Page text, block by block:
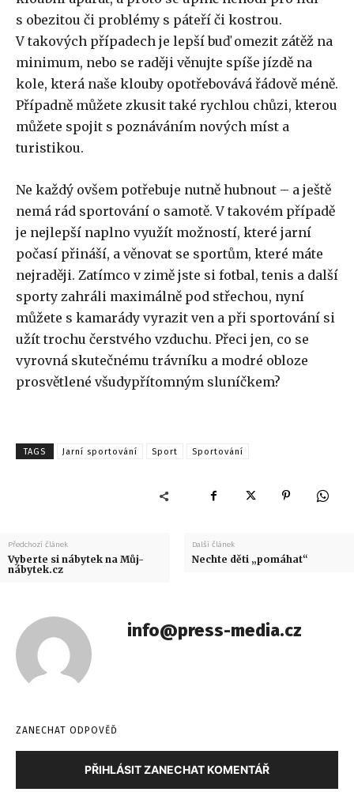
s obezitou či problémy s páteří či kostrou.
V takových případech je lepší buď omezit zátěž na
minimum, nebo se raději věnujte spíše jízdě na
kole, která naše klouby opotřebovává řádově méně.
Případně můžete zkusit také rychlou chůzi, kterou
můžete spojit s poznáváním nových míst a
turistikou.
Ne každý ovšem potřebuje nutně hubnout – a ještě
nemá rád sportování o samotě. V takovém případě
je nejlepší naplno využít možností, které jarní
počasí přináší, a věnovat se sportům, které máte
nejraději. Zatímco v zimě jste si fotbal, tenis a další
sporty zahráli maximálně pod střechou, nyní
můžete s kamarády vyrazit ven a při sportování si
užít trochu čerstvého vzduchu. Přeci jen, co se
vyrovná skutečnému trávníku a modré obloze
prosvětlené všudypřítomným sluníčkem?
TAGS Jarní sportování Sport Sportování
Předchozí článek
Vyberte si nábytek na Můj-
nábytek.cz
Další článek
Nechte děti „pomáhat“
info@press-media.cz
ZANECHAT ODPOVĚĎ
PŘIHLÁSIT ZANECHAT KOMENTÁŘ